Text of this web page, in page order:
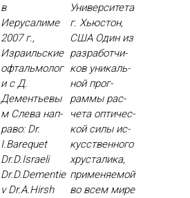
в
Иерусалиме
2007 г.,
Израильские
офтальмолог
и с Д.
Дементьевы
м Сле­ва нап­
ра­во: Dr.
I.Barequet
Dr.D.Israeli
Dr.D.Dementie
v Dr.A.Hirsh
Университета
г. Хьюстон,
США Один из
раз­ра­бот­чи­
ков уни­каль­
ной прог­
раммы рас­
че­та оп­ти­чес­
кой си­лы ис­
кусс­твен­но­го
хрус­та­лика,
при­меня­емой
во всем ми­ре